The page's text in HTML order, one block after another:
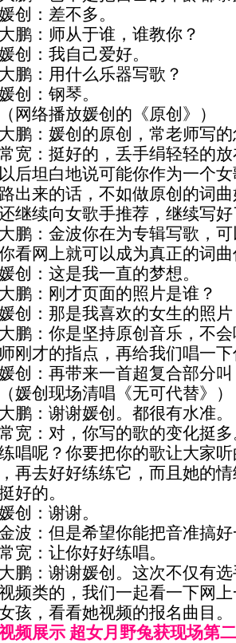
：差不多。
：师从于谁，谁教你？
：我自己爱好。
：用什么乐器写歌？
：钢琴。
络播放媛创的《原创》）
：媛创的原创，常老师写的
：挺好的，丢手绢轻轻的放
后坦白地说可能你作为一个
出来的话，不如做原创的词
继续向女歌手推荐，继续写
：金波你在为专辑写歌，可
看网上就可以成为真正的词
：这是我一直的梦想。
：刚才页面的照片是谁？
：那是我喜欢的女生的照片
：你是坚持原创音乐，不会
刚才的指点，再给我们唱一
：再带来一首超复合部分叫
创现场清唱《无可代替》）
：谢谢媛创。都很有水准。
：对，你写的歌的变化挺多
唱呢？你要把你的歌让大家
再去好好练练它，而且她的
好的。
：谢谢。
：但是希望你能把音准搞好
：让你好好练唱。
：谢谢媛创。这次不仅有选
频类的，我们一起看一下网
孩，看看她视频的报名曲目。
频展示 超女月野兔获现场第